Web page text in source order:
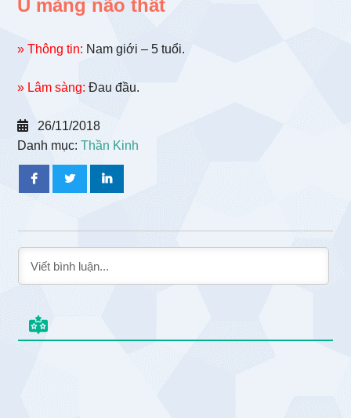
U màng não thất
» Thông tin: Nam giới – 5 tuổi.
» Lâm sàng:Đau đầu.
26/11/2018
Danh mục:Thần Kinh